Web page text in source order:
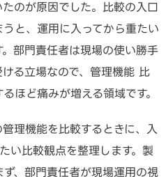
のが原因でした。比較の入口
と、運用に入ってから重たい
部門責任者は現場の使い勝手
る立場なので、管理機能 比
ほど痛みが増える領域です。
理機能を比較するときに、入
い比較観点を整理します。製
、部門責任者が現場運用の視